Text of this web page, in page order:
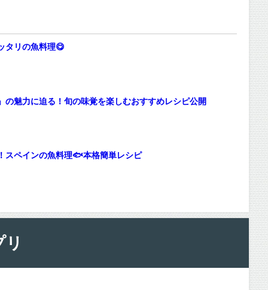
タリの魚料理😋
の魅力に迫る！旬の味覚を楽しむおすすめレシピ公開
スペインの魚料理🐟本格簡単レシピ